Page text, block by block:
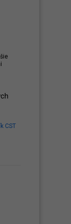
CST